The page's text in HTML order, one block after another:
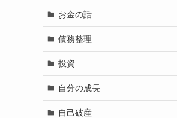
お金の話
債務整理
投資
自分の成長
自己破産